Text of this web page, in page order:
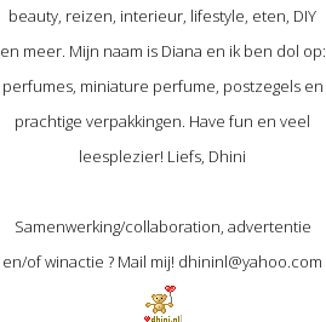
beauty, reizen, interieur, lifestyle, eten, DIY
en meer. Mijn naam is Diana en ik ben dol op:
perfumes, miniature perfume, postzegels en
prachtige verpakkingen. Have fun en veel
leesplezier! Liefs, Dhini
Samenwerking/collaboration, advertentie
en/of winactie ? Mail mij! dhininl@yahoo.com